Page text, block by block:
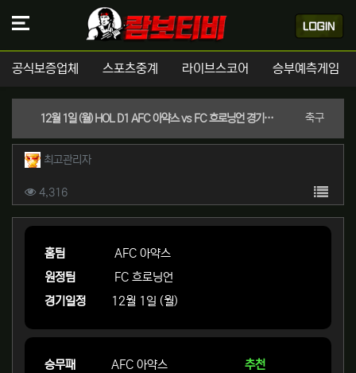
공식보증업체 스포츠중계 라이브스코어 승부예측게임
12월 1일 (월) HOL D1 AFC 아약스 vs FC 흐로닝언 경기분석 | 실시간 스포츠중계 축구분류
작성자 정보
최고관리자작성
컨텐츠 정보
4,316조회 목록
본문
홈팀
AFC 아약스
원정팀
FC 흐로닝언
경기일정
12월 1일 (월)
승무패 AFC 아약스
추천